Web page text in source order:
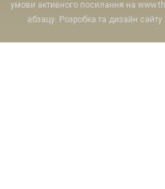
умови активного посилання на
абзацу. Розробка та дизайн сайту